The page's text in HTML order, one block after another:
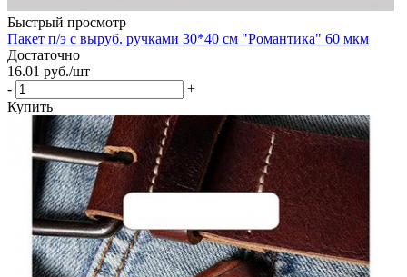
Быстрый просмотр
Пакет п/э с выруб. ручками 30*40 см "Романтика" 60 мкм
Достаточно
16.01 руб./шт
-
+
Купить